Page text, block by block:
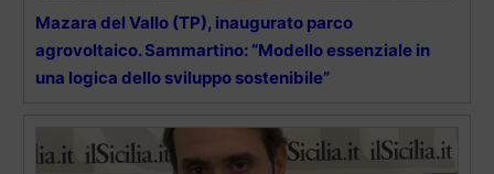
Mazara del Vallo (TP), inaugurato parco
agrovoltaico. Sammartino: “Modello essenziale in
una logica dello sviluppo sostenibile”